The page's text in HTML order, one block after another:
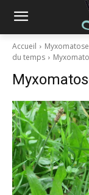
Accueil
du temps